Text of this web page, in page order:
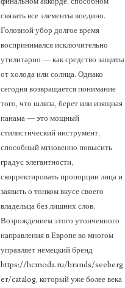
связать все элементы воедино.
Головной убор долгое время
воспринимался исключительно
утилитарно — как средство защиты
от холода или солнца. Однако
сегодня возвращается понимание
того, что шляпа, берет или изящная
панама — это мощный
стилистический инструмент,
способный мгновенно повысить
градус элегантности,
скорректировать пропорции лица и
заявить о тонком вкусе своего
владельца без лишних слов.
Возрождением этого утонченного
направления в Европе во многом
управляет немецкий бренд
https://hcmoda.ru/brands/seeberg
er/catalog, который уже более века